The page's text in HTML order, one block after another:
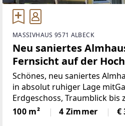
MASSIVHAUS 9571 ALBECK
Neu saniertes
Fernsicht auf der
(Provisionsfrei)
Schönes, neu saniertes
in absolut ruhiger Lage
Erdgeschoss, Traumblick bis
Sonnenlage, hierscheint den
über der Nebelgrenze, in
100 m² 4 Zimmer €